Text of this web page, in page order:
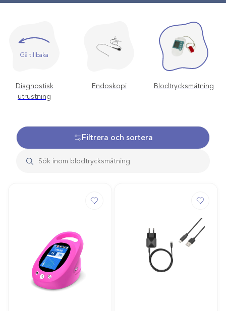
Gå tillbaka
Diagnostisk
utrustning
Endoskopi Blodtrycksmätning
Filtrera och sortera